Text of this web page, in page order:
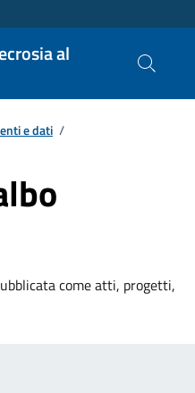
al
e dati /
come atti, progetti,